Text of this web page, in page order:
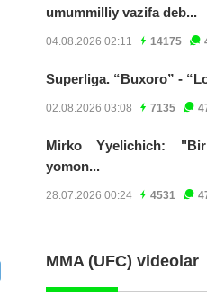
umummilliy vazifa deb...
04.08.2026 02:11 14175
Superliga. “Buxoro” -
02.08.2026 03:08 7135
Mirko Yyelichich:
yomon...
28.07.2026 00:24 4531
MMA (UFC) videolar